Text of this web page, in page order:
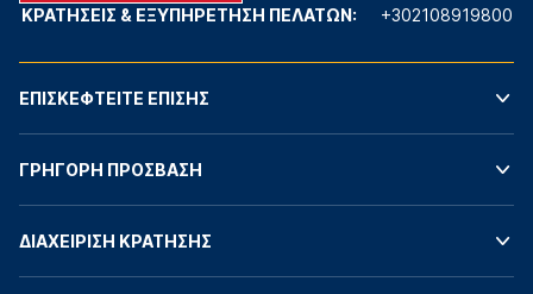
ΚΡΑΤΗΣΕΙΣ & ΕΞΥΠΗΡΕΤΗΣΗ ΠΕΛΑΤΩΝ: +302108919800
ΕΠΙΣΚΕΦΤΕΙΤΕ ΕΠΙΣΗΣ
ΓΡΗΓΟΡΗ ΠΡΟΣΒΑΣΗ
ΔΙΑΧΕΙΡΙΣΗ ΚΡΑΤΗΣΗΣ